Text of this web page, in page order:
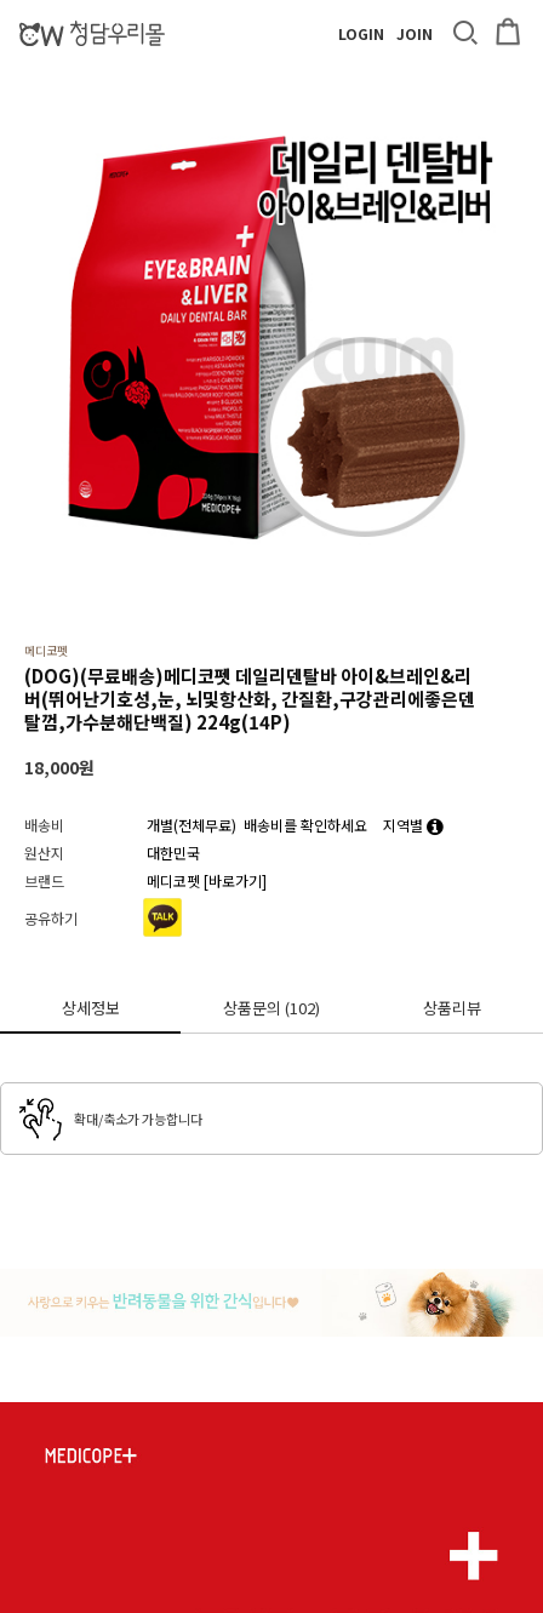
LOGIN JOIN
메디코펫
(DOG)(무료배송)메디코펫 데일리덴탈바 아이&브레인&리
버(뛰어난기호성,눈, 뇌및항산화, 간질환,구강관리에좋은덴
탈껌,가수분해단백질) 224g(14P)
18,000원
배송비 개별(전체무료) 배송비를 확인하세요
지역별
원산지
대한민국
브랜드
메디코펫 [바로가기]
공유하기
상세정보 상품문의 (102) 상품리뷰
확대/축소가 가능합니다